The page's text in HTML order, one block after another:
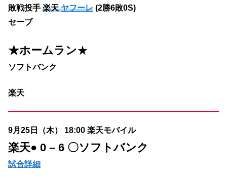
敗戦投手 楽天ヤフーレ (2勝6敗0S)
セーブ
★ホームラン★
ソフトバンク
楽天
9月25日（木） 18:00 楽天モバイル
楽天● 0 – 6 〇ソフトバンク
試合詳細